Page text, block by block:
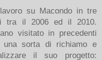
su Macondo in tre
tra il 2006 ed il 2010.
visitato in precedenti
una sorta di richiamo e
il suo progetto: